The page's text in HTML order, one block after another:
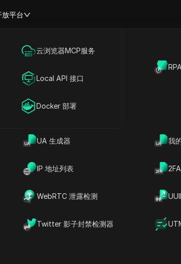
UA 生成器 我
IP 地址列表
WebRTC 泄露检测
Twitter 影子封禁检测器
放平台
云浏览器MCP服务
Local API 接口
Docker 部署
并修复常见连
文章内容